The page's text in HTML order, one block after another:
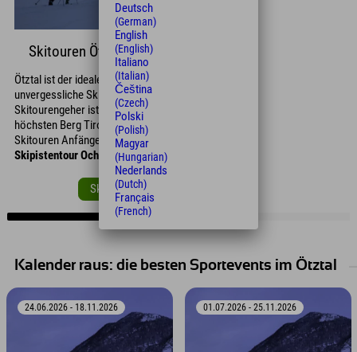
Skitouren Ötztal
Ötztal ist der ideale Ausgangspunkt für
unvergessliche Skitouren. Für geübte
Skitourengeher ist dieSkitour auf den Vent
höchsten Berg Tirols, absolut ein Muss. Als
Skitouren Anfänger kannst Du mit der
Skipistentour Ochsengartenstarten.
Skitourengehen Infos & Tipps
Kalender raus: die besten Sportevents im Ötztal
24.06.2026 - 18.11.2026 01.07.2026 - 25.11.2026
Deutsch
(German)
English
(English)
Italiano
(Italian)
Čeština
(Czech)
Polski
(Polish)
Magyar
(Hungarian)
Nederlands
(Dutch)
Français
(French)